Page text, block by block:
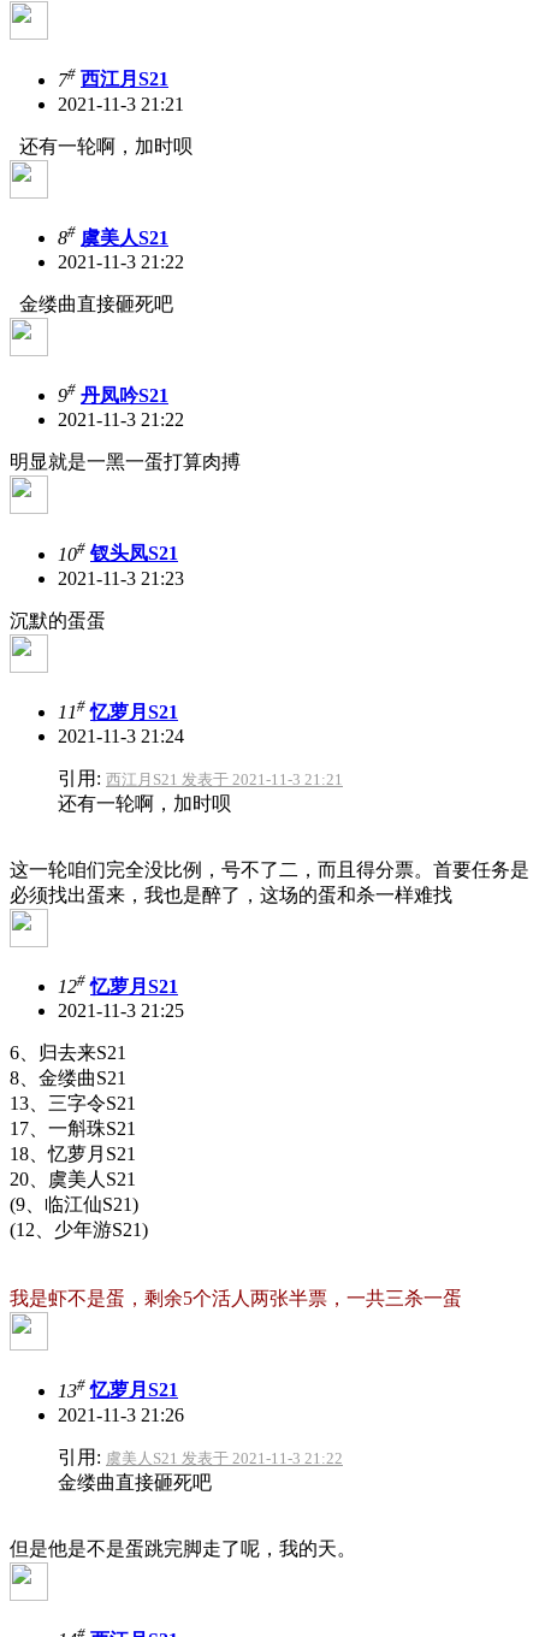
7# 西江月S21
2021-11-3 21:21
还有一轮啊，加时呗
8# 虞美人S21
2021-11-3 21:22
金缕曲直接砸死吧
9# 丹凤吟S21
2021-11-3 21:22
明显就是一黑一蛋打算肉搏
10# 钗头凤S21
2021-11-3 21:23
沉默的蛋蛋
11# 忆萝月S21
2021-11-3 21:24
引用: 西江月S21 发表于 2021-11-3 21:21
还有一轮啊，加时呗
这一轮咱们完全没比例，号不了二，而且得分票。首要任务是
必须找出蛋来，我也是醉了，这场的蛋和杀一样难找
12# 忆萝月S21
2021-11-3 21:25
6、归去来S21
8、金缕曲S21
13、三字令S21
17、一斛珠S21
18、忆萝月S21
20、虞美人S21
(9、临江仙S21)
(12、少年游S21)
我是虾不是蛋，剩余5个活人两张半票，一共三杀一蛋
13# 忆萝月S21
2021-11-3 21:26
引用: 虞美人S21 发表于 2021-11-3 21:22
金缕曲直接砸死吧
但是他是不是蛋跳完脚走了呢，我的天。